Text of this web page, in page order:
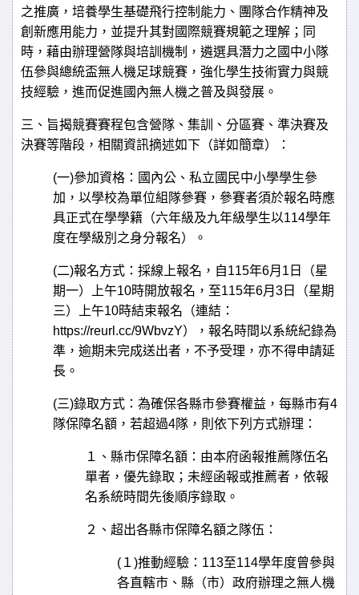
之推廣，培養學生基礎飛行控制能力、團隊合作精神及
創新應用能力，並提升其對國際競賽規範之理解；同
時，藉由辦理營隊與培訓機制，遴選具潛力之國中小隊
伍參與總統盃無人機足球競賽，強化學生技術實力與競
技經驗，進而促進國內無人機之普及與發展。
三、旨揭競賽賽程包含營隊、集訓、分區賽、準決賽及
決賽等階段，相關資訊摘述如下（詳如簡章）：
(一)參加資格：國內公、私立國民中小學學生參
加，以學校為單位組隊參賽，參賽者須於報名時應
具正式在學學籍（六年級及九年級學生以114學年
度在學級別之身分報名）。
(二)報名方式：採線上報名，自115年6月 1 日（星
期一）上午10時開放報名，至115年6月 3 日（星期
三）上午10時結束報名（連結：
https://reurl.cc/9WbvzY），報名時間以系統紀錄為
準，逾期未完成送出者，不予受理，亦不得申請延
長。
(三)錄取方式：為確保各縣市參賽權益，每縣市有4
隊保障名額，若超過4隊，則依下列方式辦理：
１、縣市保障名額：由本府函報推薦隊伍名
單者，優先錄取；未經函報或推薦者，依報
名系統時間先後順序錄取。
２、超出各縣市保障名額之隊伍：
( １ )推動經驗： 113至114學年度曾參與
各直轄市、縣（市）政府辦理之無人機